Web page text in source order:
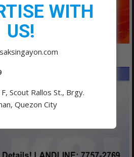
WITH
US!
Scout Rallos St., Brgy.
Quezon City